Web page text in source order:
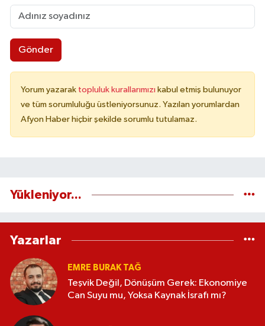
Gönder
Yorum yazarak topluluk kurallarımızı kabul etmiş bulunuyor
ve tüm sorumluluğu üstleniyorsunuz. Yazılan yorumlardan
Afyon Haber hiçbir şekilde sorumlu tutulamaz.
Yükleniyor...
Yazarlar
EMRE BURAK TAĞ
Teşvik Değil, Dönüşüm Gerek: Ekonomiye
Can Suyu mu, Yoksa Kaynak İsrafı mı?